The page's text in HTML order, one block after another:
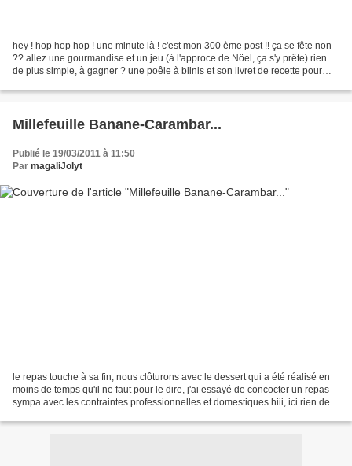
hey ! hop hop hop ! une minute là ! c'est mon 300 ème post !! ça se fête non
?? allez une gourmandise et un jeu (à l'approce de Nöel, ça s'y prête) rien
de plus simple, à gagner ? une poêle à blinis et son livret de recette pour
Millefeuille Banane-Carambar...
Publié le 19/03/2011 à 11:50
Par magaliJolyt
le repas touche à sa fin, nous clôturons avec le dessert qui a été réalisé en
moins de temps qu'il ne faut pour le dire, j'ai essayé de concocter un repas
sympa avec les contraintes professionnelles et domestiques hiii, ici rien de